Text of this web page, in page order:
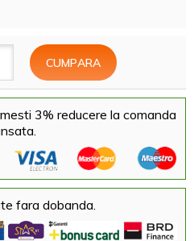
3% reducere la comanda
fara dobanda.